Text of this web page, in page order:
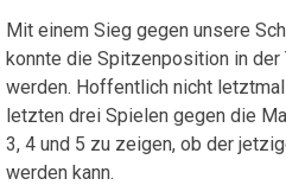
Mit einem Sieg gegen unsere
konnte die Spitzenposition in
werden. Hoffentlich nicht
letzten drei Spielen gegen die
3, 4 und 5 zu zeigen, ob der
werden kann.